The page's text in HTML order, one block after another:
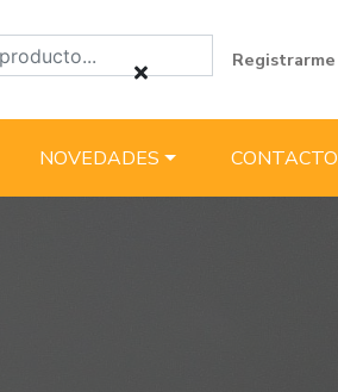
Registrarme
NOVEDADES CONTACTO